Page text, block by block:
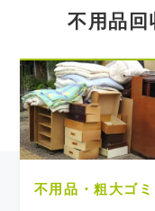
不用品回
不用品・粗大ゴミ